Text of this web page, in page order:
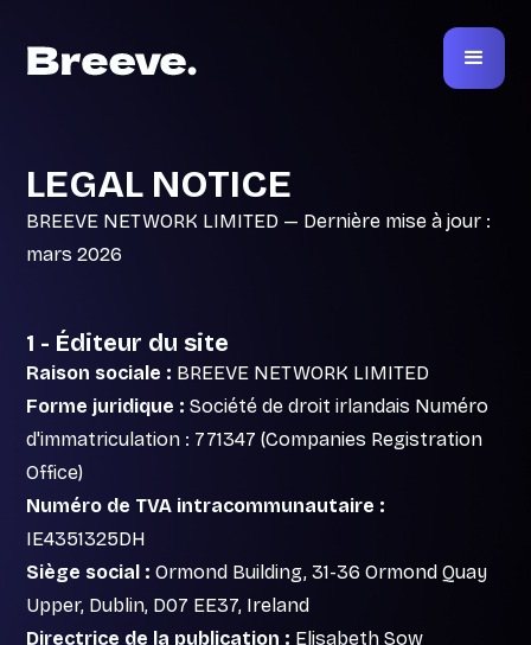
LEGAL NOTICE
BREEVE NETWORK LIMITED — Dernière mise à jour :
mars 2026
1 - Éditeur du site
Raison sociale : BREEVE NETWORK LIMITED
Forme juridique :Société de droit irlandais Numéro
d'immatriculation : 771347 (Companies Registration
Office)
Numéro de TVA intracommunautaire :
IE4351325DH
Siège social :Ormond Building, 31-36 Ormond Quay
Upper, Dublin, D07 EE37, Ireland
Directrice de la publication : Elisabeth Sow